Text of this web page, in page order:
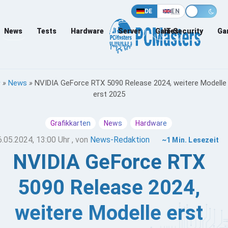
DE EN
News Tests Hardware Server Games
IT-Security
» News » NVIDIA GeForce RTX 5090 Release 2024, weitere Modelle
erst 2025
Grafikkarten News Hardware
13:00 Uhr , von News-Redaktion ~1 Min. Lesezeit
NVIDIA GeForce RTX
5090 Release 2024,
weitere Modelle erst